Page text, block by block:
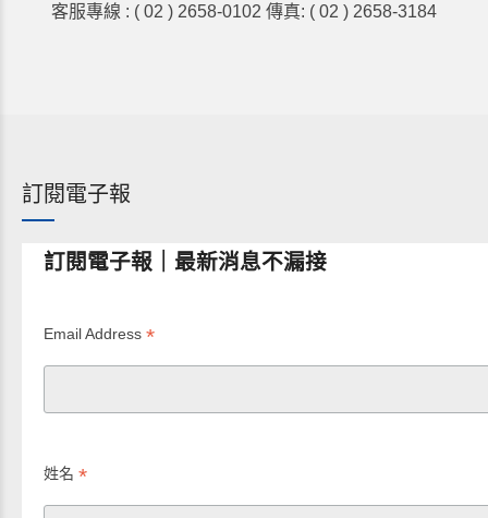
客服專線 : ( 02 ) 2658-0102 傳真: ( 02 ) 2658-3184
訂閱電子報
訂閱電子報｜最新消息不漏接
Email Address *
姓名 *